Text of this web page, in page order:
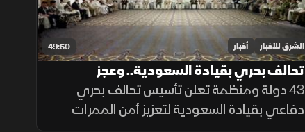
49:50 الشرق للأخبار أخبار
تحالف بحري بقيادة السعودية.. وعجز
الميزانية يتراجع
43 دولة ومنظمة تعلن تأسيس تحالف بحري
دفاعي بقيادة السعودية لتعزيز أمن الممرات